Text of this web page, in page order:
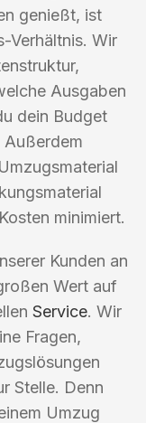
genießt, ist
Verhältnis. Wir
Ausgaben
dein Budget
Außerdem
minimiert.
Kunden an
Wert auf
Service. Wir
Fragen,
Stelle. Denn
Umzug